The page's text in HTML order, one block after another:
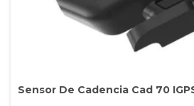
Sensor De Cadencia Cad 70